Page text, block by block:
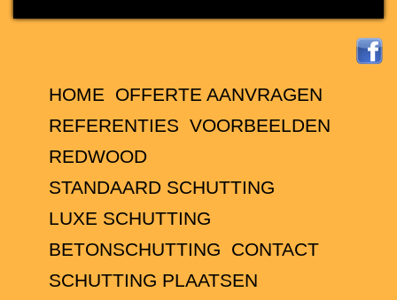
HOME
OFFERTE AANVRAGEN
REFERENTIES VOORBEELDEN
REDWOOD
STANDAARD SCHUTTING
LUXE SCHUTTING
BETONSCHUTTING
CONTACT
SCHUTTING PLAATSEN